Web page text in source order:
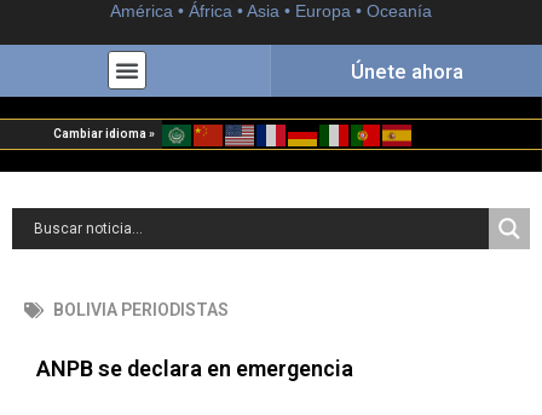
América • África • Asia • Europa • Oceanía
Únete ahora
Cambiar idioma »
BOLIVIA PERIODISTAS
ANPB se declara en emergencia